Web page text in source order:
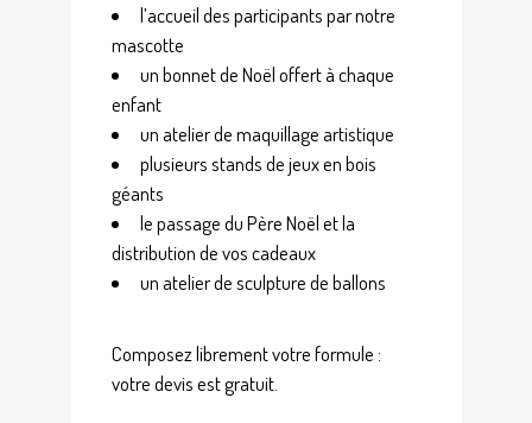
l’accueil des participants par notre
mascotte
un bonnet de Noël offert à chaque
enfant
un atelier de maquillage artistique
plusieurs stands de jeux en bois
géants
le passage du Père Noël et la
distribution de vos cadeaux
un atelier de sculpture de ballons
Composez librement votre formule :
votre devis est gratuit.